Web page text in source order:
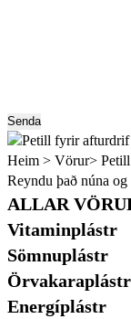
Senda
Heim > Vörur>
Reyndu það núna
ALLAR
Vitaminplástr
Sömnuplástr
Örvakaraplástr
Energíplástr